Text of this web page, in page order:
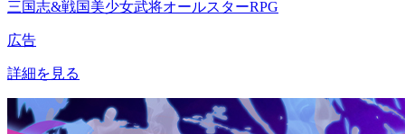
三国志&戦国美少女武将オールスターRPG
広告
詳細を見る